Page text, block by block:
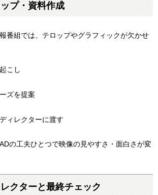
プ・資料作成
番組では、テロップやグラフィックが欠かせ
こし
ズを提案
ィレクターに渡す
の工夫ひとつで映像の見やすさ・面白さが変
クターと最終チェック